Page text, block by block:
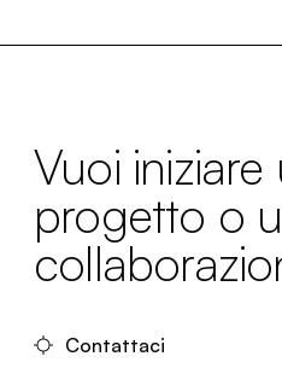
Vuoi iniziare
progetto o
Contattaci